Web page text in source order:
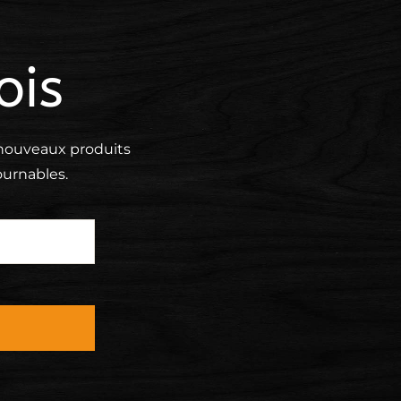
produits